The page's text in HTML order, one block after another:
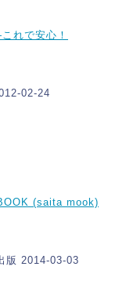
れで安心！
02-24
(saita mook)
版 2014-03-03